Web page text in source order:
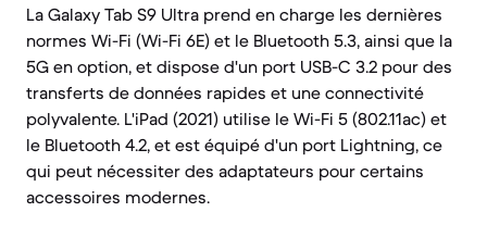
La Galaxy Tab S9 Ultra prend en charge les dernières
normes Wi-Fi (Wi-Fi 6E) et le Bluetooth 5.3, ainsi que la
5G en option, et dispose d'un port USB-C 3.2 pour des
transferts de données rapides et une connectivité
polyvalente. L'iPad (2021) utilise le Wi-Fi 5 (802.11ac) et
le Bluetooth 4.2, et est équipé d'un port Lightning, ce
qui peut nécessiter des adaptateurs pour certains
accessoires modernes.